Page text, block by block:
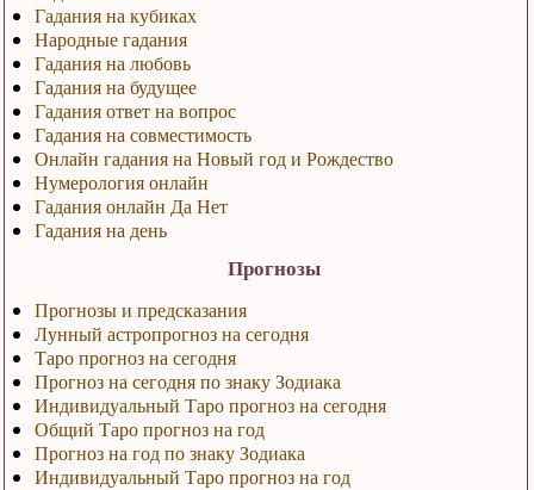
Гадания на кубиках
Народные гадания
Гадания на любовь
Гадания на будущее
Гадания ответ на вопрос
Гадания на совместимость
Онлайн гадания на Новый год и Рождество
Нумерология онлайн
Гадания онлайн Да Нет
Гадания на день
Прогнозы
Прогнозы и предсказания
Лунный астропрогноз на сегодня
Таро прогноз на сегодня
Прогноз на сегодня по знаку Зодиака
Индивидуальный Таро прогноз на сегодня
Общий Таро прогноз на год
Прогноз на год по знаку Зодиака
Индивидуальный Таро прогноз на год